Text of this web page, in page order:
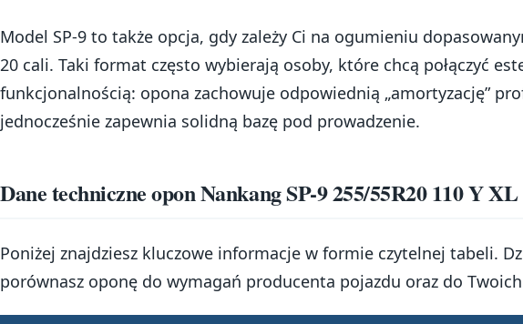
Model SP-9 to także opcja, gdy zależy Ci na ogumieniu
20 cali. Taki format często wybierają osoby, które chcą połączyć
funkcjonalnością: opona zachowuje odpowiednią „amortyzację”
jednocześnie zapewnia solidną bazę pod prowadzenie.
Dane techniczne opon Nankang SP-9 255/55R20 110 Y XL
Poniżej znajdziesz kluczowe informacje w formie czytelnej tabeli.
porównasz oponę do wymagań producenta pojazdu oraz do